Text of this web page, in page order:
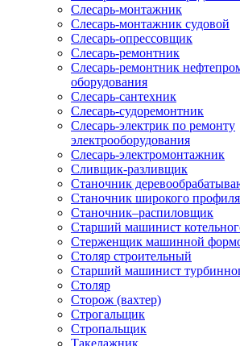
Слесарь-монтажник
Слесарь-монтажник судовой
Слесарь-опрессовщик
Слесарь-ремонтник
Слесарь-ремонтник
оборудования
Слесарь-сантехник
Слесарь-судоремонтник
Слесарь-электрик по ремонту
электрооборудования
Слесарь-электромонтажник
Сливщик-разливщик
Станочник
Станочник широкого профиля
Станочник–распиловщик
Старший машинист
Стерженщик машинной
Столяр строительный
Старший машинист
Столяр
Сторож (вахтер)
Строгальщик
Стропальщик
Такелажник